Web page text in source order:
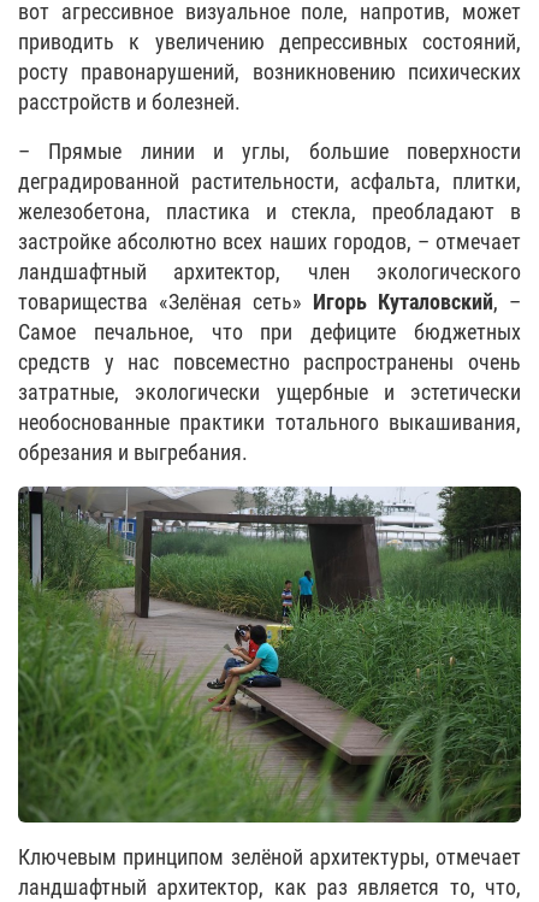
вот агрессивное визуальное поле, напротив, может
приводить к увеличению депрессивных состояний,
росту правонарушений, возникновению психических
расстройств и болезней.
– Прямые линии и углы, большие поверхности
деградированной растительности, асфальта, плитки,
железобетона, пластика и стекла, преобладают в
застройке абсолютно всех наших городов, – отмечает
ландшафтный архитектор, член экологического
товарищества «Зелёная сеть» Игорь Куталовский, –
Самое печальное, что при дефиците бюджетных
средств у нас повсеместно распространены очень
затратные, экологически ущербные и эстетически
необоснованные практики тотального выкашивания,
обрезания и выгребания.
Ключевым принципом зелёной архитектуры, отмечает
ландшафтный архитектор, как раз является то, что,